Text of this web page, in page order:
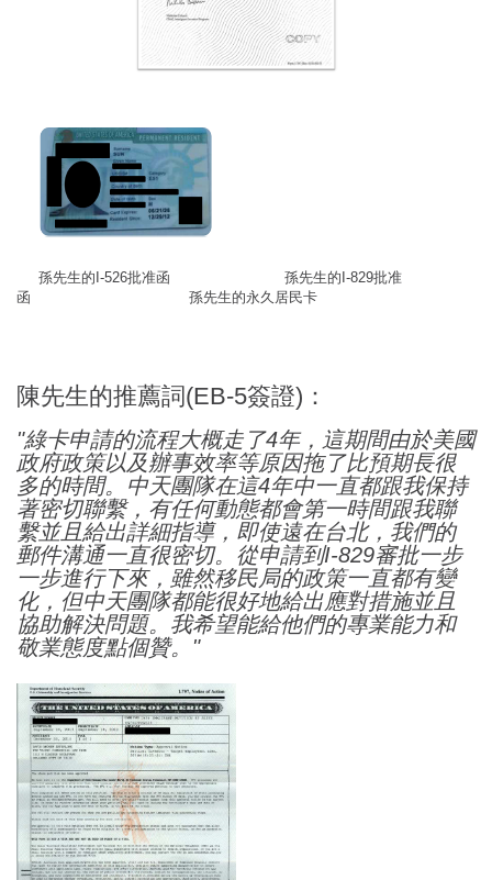
孫先生的I-526批准函 孫先生的I-829批准
函 孫先生的永久居民卡
陳先生的推薦詞(EB-5簽證)：
"綠卡申請的流程大概走了4年，這期間由於美國
政府政策以及辦事效率等原因拖了比預期長很
多的時間。中天團隊在這4年中一直都跟我保持
著密切聯繫，有任何動態都會第一時間跟我聯
繫並且給出詳細指導，即使遠在台北，我們的
郵件溝通一直很密切。從申請到I-829審批一步
一步進行下來，雖然移民局的政策一直都有變
化，但中天團隊都能很好地給出應對措施並且
協助解決問題。我希望能給他們的專業能力和
敬業態度點個贊。"